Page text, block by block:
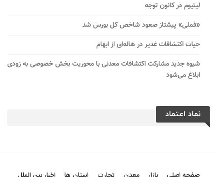
لیتیوم در کانون توجه
«فملی» پیشتاز صعود شاخص کل بورس شد
حیات اکتشافات غدیر در هاله‌ای از ابهام
شیوه جدید مشارکت اکتشافات معدنی با محوریت بخش خصوصی به زودی
ابلاغ می‌شود
نماد اعتماد